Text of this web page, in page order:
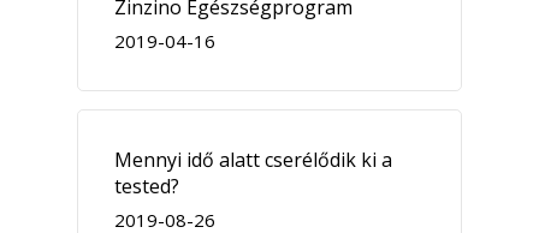
Zinzino Egészségprogram
2019-04-16
Mennyi idő alatt cserélődik ki a
tested?
2019-08-26